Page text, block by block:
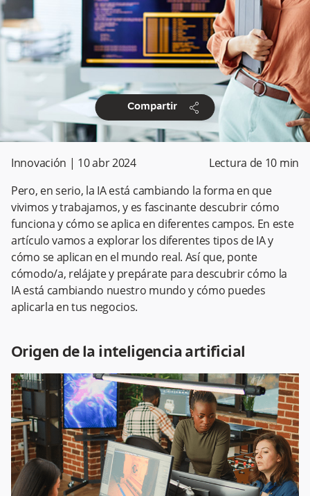
Compartir share
Innovación | 10 abr 2024 Lectura de 10 min
Pero, en serio, la IA está cambiando la forma en que
vivimos y trabajamos, y es fascinante descubrir cómo
funciona y cómo se aplica en diferentes campos. En este
artículo vamos a explorar los diferentes tipos de IA y
cómo se aplican en el mundo real. Así que, ponte
cómodo/a, relájate y prepárate para descubrir cómo la
IA está cambiando nuestro mundo y cómo puedes
aplicarla en tus negocios.
Origen de la inteligencia artificial